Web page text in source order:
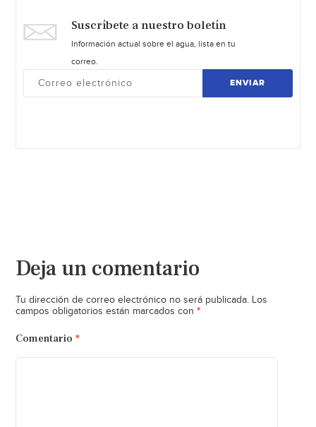
Suscríbete a nuestro boletín
Información actual sobre el agua, lista en tu
correo.
ENVIAR
Deja un comentario
Tu dirección de correo electrónico no será publicada. Los
campos obligatorios están marcados con *
Comentario *